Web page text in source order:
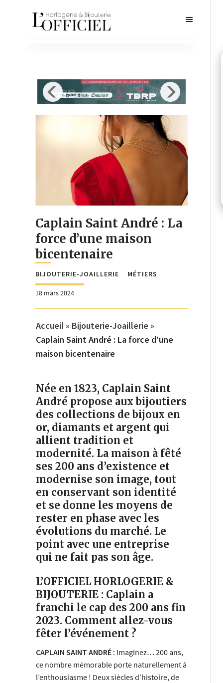
Caplain Saint André : La
force d’une maison
bicentenaire
BIJOUTERIE-JOAILLERIE MÉTIERS
18 mars 2024
Accueil » Bijouterie-Joaillerie »
Caplain Saint André : La force d’une
maison bicentenaire
Née en 1823, Caplain Saint
André propose aux bijoutiers
des collections de bijoux en
or, diamants et argent qui
allient tradition et
modernité. La maison à fêté
ses 200 ans d’existence et
modernise son image, tout
en conservant son identité
et se donne les moyens de
rester en phase avec les
évolutions du marché. Le
point avec une entreprise
qui ne fait pas son âge.
L’OFFICIEL HORLOGERIE &
BIJOUTERIE : Caplain a
franchi le cap des 200 ans fin
2023. Comment allez-vous
fêter l’événement ?
CAPLAIN SAINT ANDRÉ : Imaginez… 200 ans,
ce nombre mémorable porte naturellement à
l’enthousiasme ! Deux siècles d’histoire, de